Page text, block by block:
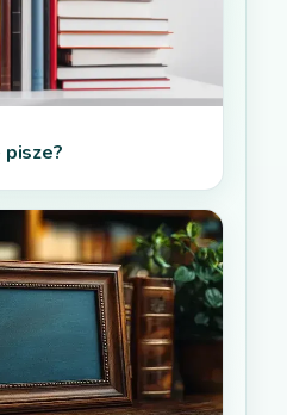
pisze?